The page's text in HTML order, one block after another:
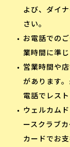
よび、ダイ
さい。
お電話での
業時間に準じ
営業時間や
があります
電話でレス
ウェルカム
ースクラブ
カードでお